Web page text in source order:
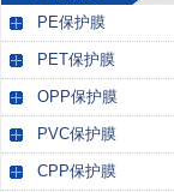
PE保护膜
PET保护膜
OPP保护膜
PVC保护膜
CPP保护膜